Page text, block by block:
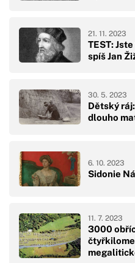
TEST:
spíš Jan
21. 11. 2023
Dětský
dlouho
30. 5. 2023
Sidonie
6. 10. 2023
3000
11. 7. 2023